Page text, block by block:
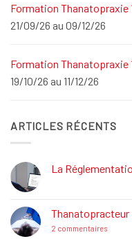
Formation Thanatopraxie
21/09/26 au 09/12/26
Formation Thanatopraxie
19/10/26 au 11/12/26
ARTICLES RÉCENTS
La
La
Réglementation
Funéraire
2 commentairessur